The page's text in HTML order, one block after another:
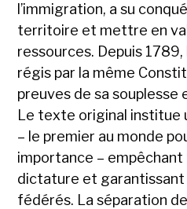
l’immigration, a su
territoire et mettre en
ressources. Depuis
régis par la même
preuves de sa
Le texte original institue
– le premier au monde
importance –
dictature et
fédérés. La séparation